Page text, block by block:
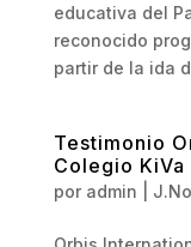
educativa del
reconocido
partir de la ida
Testimonio
Colegio KiVa
por admin